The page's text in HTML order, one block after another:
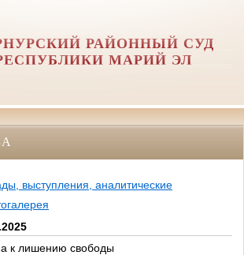
РАЙОННЫЙ СУД
МАРИЙ ЭЛ
выступления, аналитические
к лишению свободы